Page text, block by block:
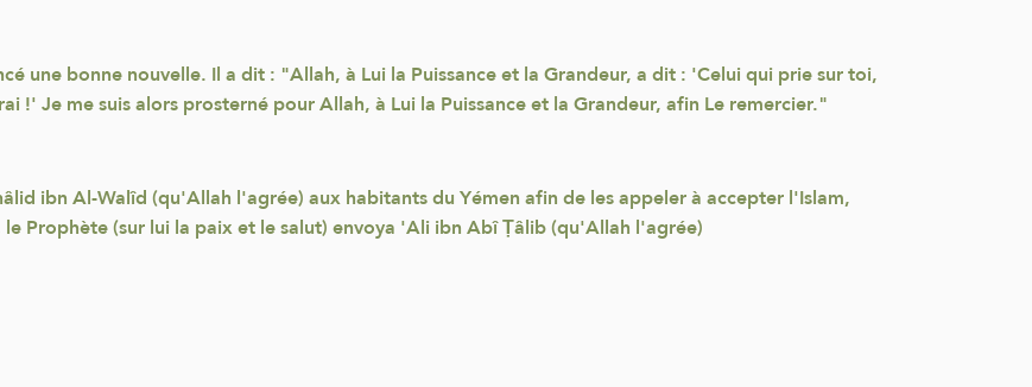
une bonne nouvelle. Il a dit : "Allah, à Lui la Puissance et la Grandeur, a dit : 'Celui qui prie sur toi,
!' Je me suis alors prosterné pour Allah, à Lui la Puissance et la Grandeur, afin Le remercier."
ibn Al-Walîd (qu'Allah l'agrée) aux habitants du Yémen afin de les appeler à accepter l'Islam,
Prophète (sur lui la paix et le salut) envoya 'Ali ibn Abî Ṭâlib (qu'Allah l'agrée)